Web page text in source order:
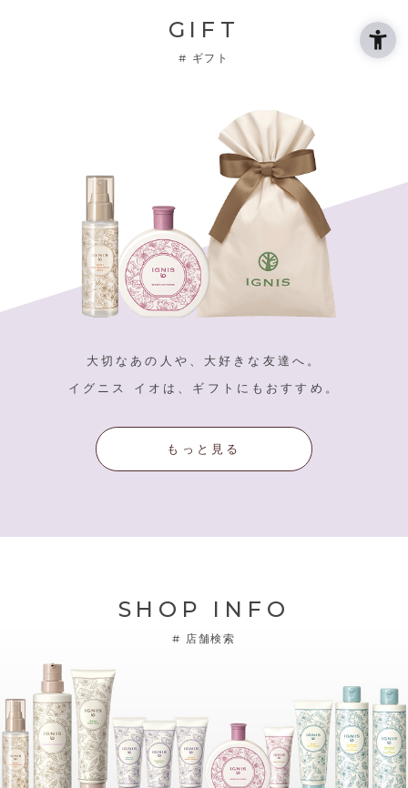
GIFT
# ギフト
大切なあの人や、大好きな友達へ。
イグニス イオは、ギフトにもおすすめ。
もっと見る
SHOP INFO
# 店舗検索